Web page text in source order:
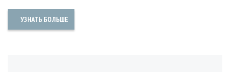
УЗНАТЬ БОЛЬШЕ